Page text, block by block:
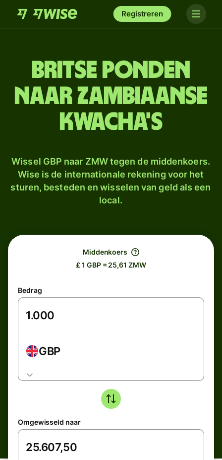
Registreren
Britse ponden
naar Zambiaanse
kwacha's
Wissel GBP naar ZMW tegen de middenkoers.
Wise is de internationale rekening voor het
sturen, besteden en wisselen van geld als een
local.
Middenkoers
£ 1 GBP = 25,61 ZMW
Bedrag
GBP
Omgewisseld naar